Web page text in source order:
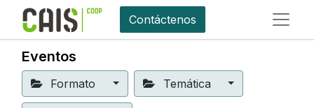
Contáctenos
Eventos
Formato Temática